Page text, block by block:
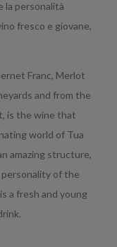
la personalità
fresco e giovane,
Franc, Merlot
and from the
is the wine that
world of Tua
amazing structure,
of the
a fresh and young